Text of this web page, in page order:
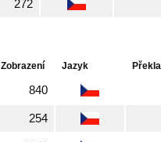
272
Zobrazení Jazyk
840
254